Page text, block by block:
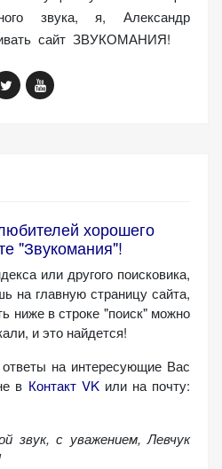
звука, я, Александр
сайт ЗВУКОМАНИЯ!
хорошего
"Звукомания"!
или другого поисковика,
на главную страницу сайта,
ниже в строке "поиск" можно
и это найдется!
на интересующие Вас
в Контакт VKили на почту:
звук, с уважением, Левчук